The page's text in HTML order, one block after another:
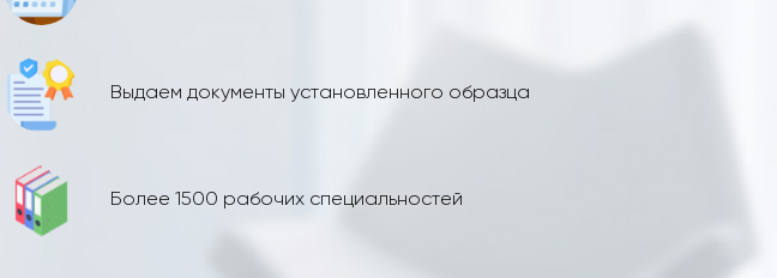
Выдаем документы установленного образца
Более 1500 рабочих специальностей